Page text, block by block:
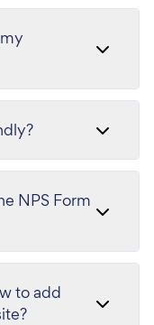
NPS Form
to add